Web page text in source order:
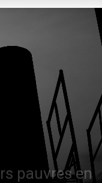
pauvres en